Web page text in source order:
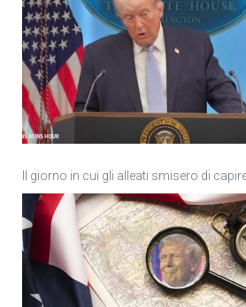
Il giorno in cui gli alleati smisero di